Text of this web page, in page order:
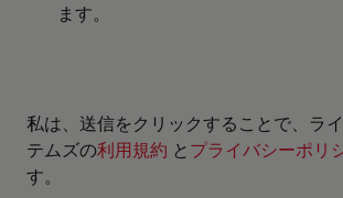
ます。
私は、送信をクリックすることで、ラ
テムズの利用規約 と プライバシーポリ
す。